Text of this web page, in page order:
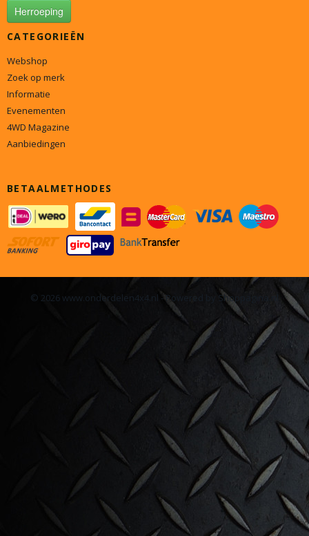
Herroeping
CATEGORIEËN
Webshop
Zoek op merk
Informatie
Evenementen
4WD Magazine
Aanbiedingen
BETAALMETHODES
© 2026 www.onderdelen4x4.nl - Powered by Shoppagina.nl